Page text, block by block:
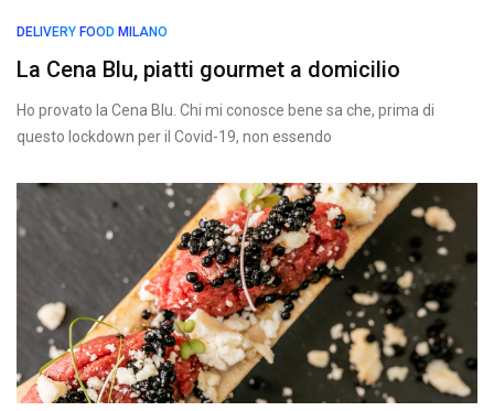
DELIVERY FOOD MILANO
La Cena Blu, piatti gourmet a domicilio
Ho provato la Cena Blu. Chi mi conosce bene sa che, prima di
questo lockdown per il Covid-19, non essendo